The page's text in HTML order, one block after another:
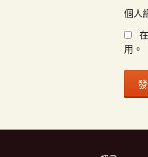
個人
在
用。